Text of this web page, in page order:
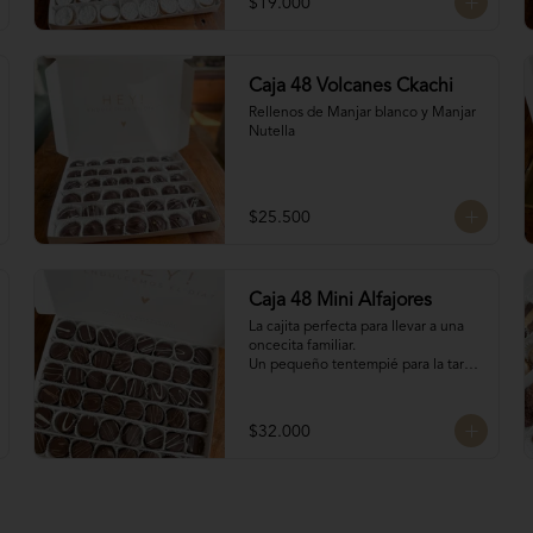
$19.000
Caja 48 Volcanes Ckachi
Rellenos de Manjar blanco y Manjar
Nutella
$25.500
Caja 48 Mini Alfajores
La cajita perfecta para llevar a una
oncecita familiar.
Un pequeño tentempié para la tarde
café con estos 16 mini alfajores
surtidos de los siguientes rellenos:
$32.000